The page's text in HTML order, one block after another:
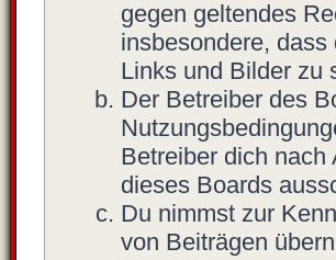
gegen geltendes
insbesondere,
Links und Bilder zu
Der Betreiber des
Betreiber dich nach
dieses Boards
Du nimmst zur
von Beiträgen